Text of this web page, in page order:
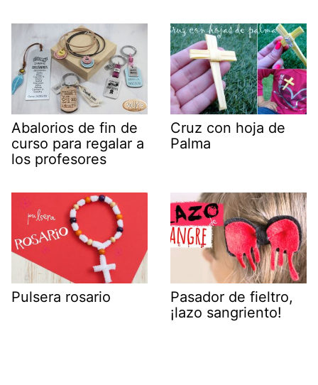
Abalorios de fin de
curso para regalar a
los profesores
Cruz con hoja de
Palma
Pulsera rosario
Pasador de fieltro,
¡lazo sangriento!